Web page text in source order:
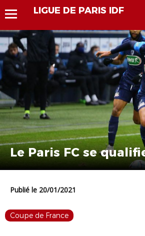
LIGUE DE PARIS IDF
Le Paris FC se
Publié le 20/01/2021
Coupe de France